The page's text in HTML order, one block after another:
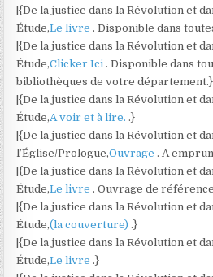
|{De la justice dans la Révolution et
Étude,Le livre. Disponible dans
|{De la justice dans la Révolution et
Étude,Clicker Ici. Disponible dans
bibliothèques de votre département.}
|{De la justice dans la Révolution et
Étude,A voir et à lire..}
|{De la justice dans la Révolution et
l’Église/Prologue,Ouvrage. A
|{De la justice dans la Révolution et
Étude,Le livre. Ouvrage de
|{De la justice dans la Révolution et
Étude,(la couverture).}
|{De la justice dans la Révolution et
Étude,Le livre.}